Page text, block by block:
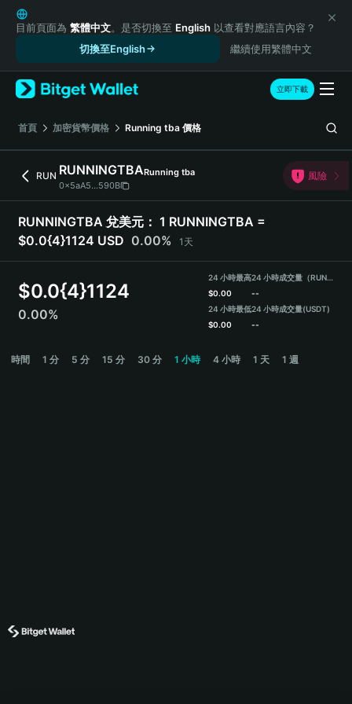
English
日本語
Русский
Español (Latinoamérica)
Türkçe
Italiano
简体中文
繁體中文
Português (Portugal)
Bahasa Indonesia
Español
目前頁面為 繁體中文。是否切換至 English 以查看對應語言內容？
切換至English
繼續使用繁體中文
立即下載
首頁 加密貨幣價格 Running tba 價格
RUN RUNNINGTBARunning tba
0x5aA5...590B
風險
RUNNINGTBA 兌美元： 1 RUNNINGTBA =
$0.0{4}1124 USD 0.00% 1天
$0.0{4}1124
0.00%
24 小時最高
$0.00
24 小時最低
$0.00
24 小時成交量（RUNNINGTBA）
--
24 小時成交量(USDT)
--
時間 1 分 5 分 15 分 30 分 1 小時 4 小時 1 天 1 週